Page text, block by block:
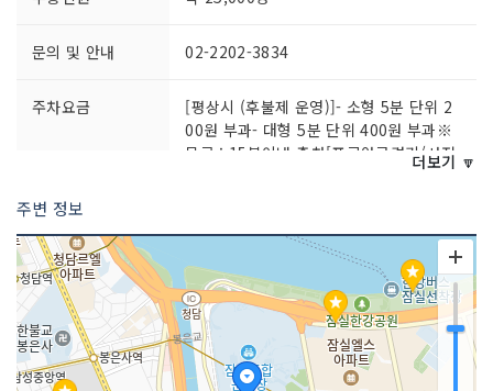
문의 및 안내 02-2202-3834
주차요금
[평상시 (후불제 운영)]- 소형 5분 단위 2
00원 부과- 대형 5분 단위 400원 부과※
무료 : 15분이내 출차[프로야구경기/사전
협의된 대형행사 (선불제 운영)]- 소형 6,
쉬는날
이용시간 경기별 상이
더보기 🔽
주변 정보